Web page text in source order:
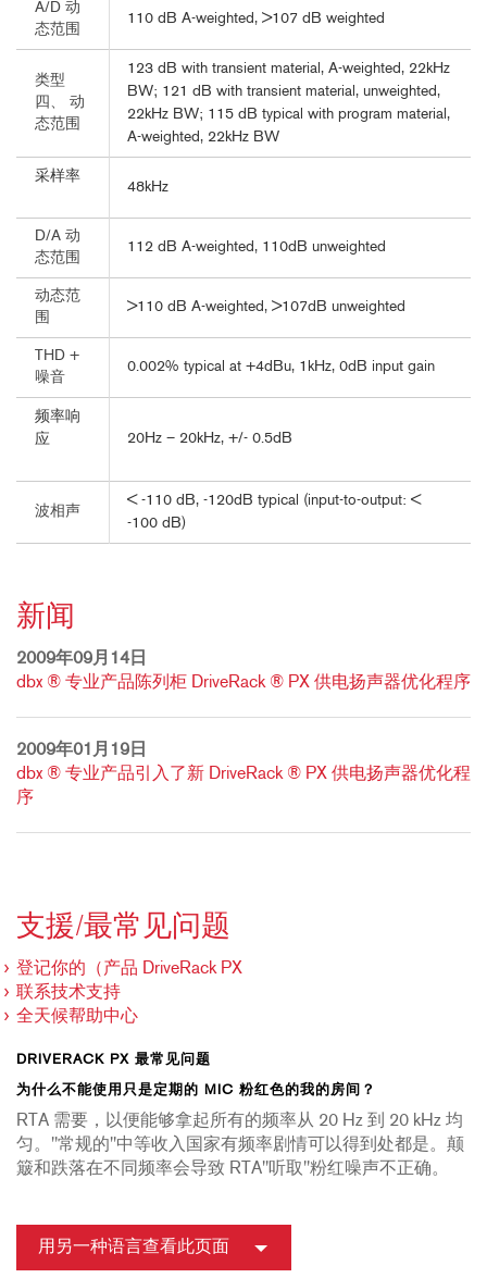
A/D 动
态范围
110 dB A-weighted, >107 dB weighted
类型
四、 动
态范围
123 dB with transient material, A-weighted, 22kHz
BW; 121 dB with transient material, unweighted,
22kHz BW; 115 dB typical with program material,
A-weighted, 22kHz BW
采样率
48kHz
D/A 动
态范围
112 dB A-weighted, 110dB unweighted
动态范
围
>110 dB A-weighted, >107dB unweighted
THD +
噪音
0.002% typical at +4dBu, 1kHz, 0dB input gain
频率响
应
20Hz – 20kHz, +/- 0.5dB
波相声
< -110 dB, -120dB typical (input-to-output: <
-100 dB)
新闻
2009年09月14日
dbx ® 专业产品陈列柜 DriveRack ® PX 供电扬声器优化程序
2009年01月19日
dbx ® 专业产品引入了新 DriveRack ® PX 供电扬声器优化程
序
支援/最常见问题
登记你的（产品 DriveRack PX
联系技术支持
全天候帮助中心
DRIVERACK PX 最常见问题
为什么不能使用只是定期的 MIC 粉红色的我的房间？
RTA 需要，以便能够拿起所有的频率从 20 Hz 到 20 kHz 均
匀。"常规的"中等收入国家有频率剧情可以得到处都是。颠
簸和跌落在不同频率会导致 RTA"听取"粉红噪声不正确。
用另一种语言查看此页面